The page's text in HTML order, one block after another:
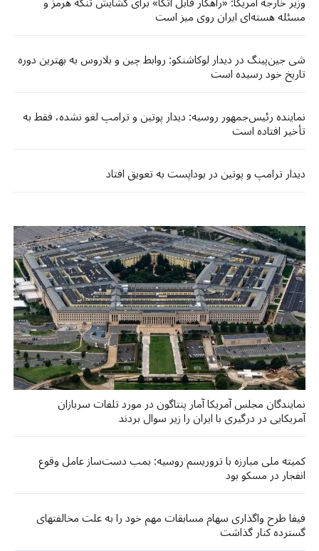
مسئله هسته‌ای ایران روی میز است
شی جین‌پینگ در دیدار لوکاشنکو: روابط چین و بلاروس به بهترین دوره
تاریخ خود رسیده است
نماینده رئیس‌جمهور روسیه: دیدار پوتین و ترامپ لغو نشده، فقط به
تأخیر افتاده است
دیدار ترامپ و پوتین در بوداپست به تعویق افتاد
نمایندگان مجلس آمریکا آمار پنتاگون در مورد تلفات سربازان
آمریکایی در درگیری با ایران را زیر سوال بردند
کمیته ملی مبارزه با تروریسم روسیه: بمب دست‌ساز عامل وقوع
انفجار در مسکو بود
فیفا طرح واگذاری سهام مسابقات مهم خود را به علت مخالفتهای
گسترده کنار گذاشت